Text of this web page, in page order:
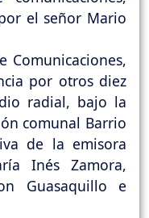
el señor Mario
Comunicaciones,
por otros diez
radial, bajo la
comunal Barrio
de la emisora
Inés Zamora,
Guasaquillo e